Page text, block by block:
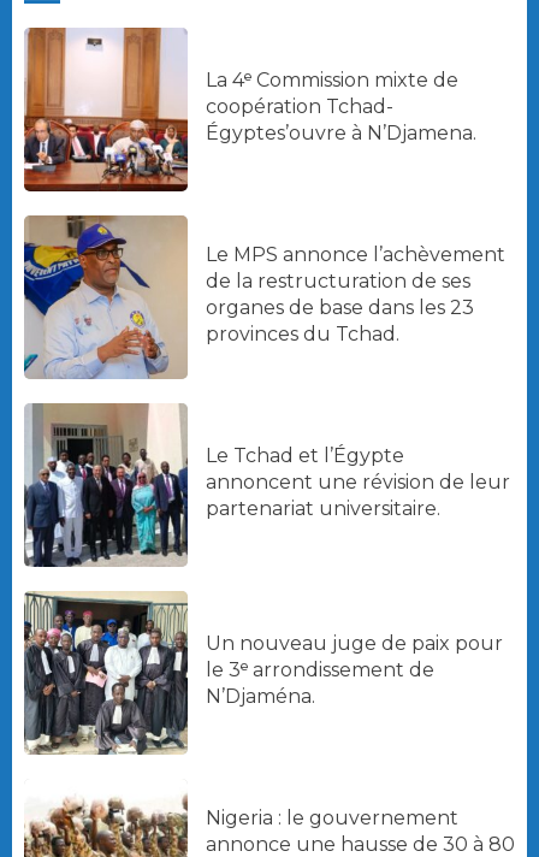
La 4ᵉ Commission mixte de
coopération Tchad-
Égyptes’ouvre à N’Djamena.
Le MPS annonce l’achèvement
de la restructuration de ses
organes de base dans les 23
provinces du Tchad.
Le Tchad et l’Égypte
annoncent une révision de leur
partenariat universitaire.
Un nouveau juge de paix pour
le 3ᵉ arrondissement de
N’Djaména.
Nigeria : le gouvernement
annonce une hausse de 30 à 80